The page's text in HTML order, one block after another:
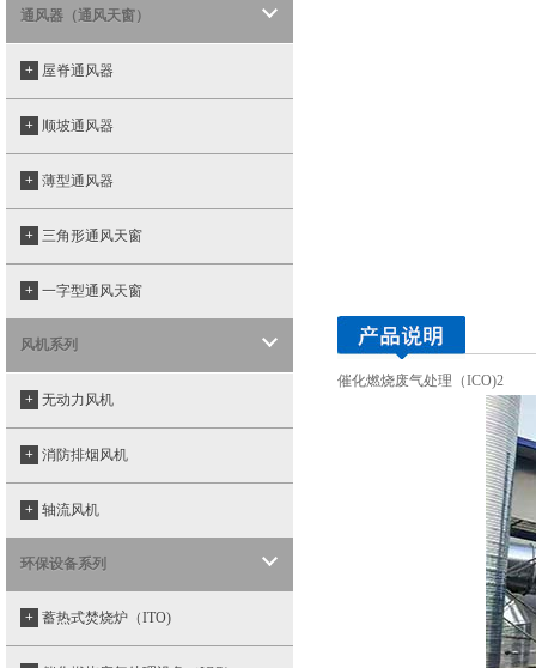
通风器（通风天窗）
+ 屋脊通风器
+ 顺坡通风器
+ 薄型通风器
+ 三角形通风天窗
+ 一字型通风天窗
风机系列
+ 无动力风机
+ 消防排烟风机
+ 轴流风机
环保设备系列
+ 蓄热式焚烧炉（ITO)
催化燃烧废气处理（ICO)2